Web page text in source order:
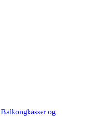
Balkongkasser og